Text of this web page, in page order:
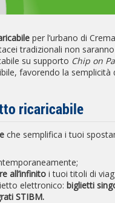
per l’urbano di
tradizionali non
su supporto Chip on
favorendo la semplicità
ricaricabile
che semplifica i tuoi
all’infinito i tuoi titoli di
elettronico: biglietti
STIBM.